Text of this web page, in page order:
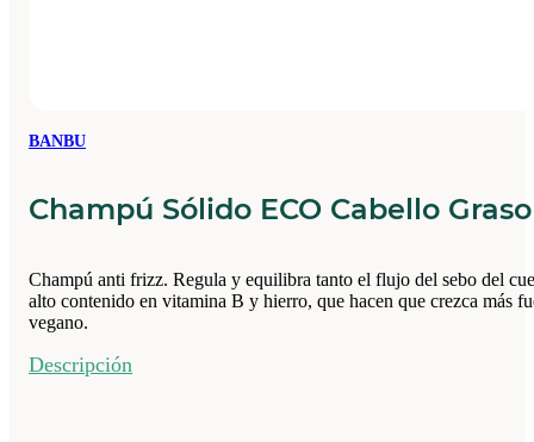
BANBU
Champú Sólido ECO Cabello
Champú anti frizz. Regula y equilibra tanto el flujo del sebo del
alto contenido en vitamina B y hierro, que hacen que crezca más
vegano.
Descripción